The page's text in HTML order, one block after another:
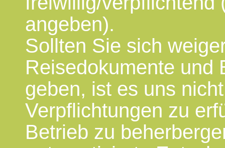
angeben).
Sollten Sie sich
Reisedokumente und
geben, ist es uns
Verpflichtungen zu
Betrieb zu